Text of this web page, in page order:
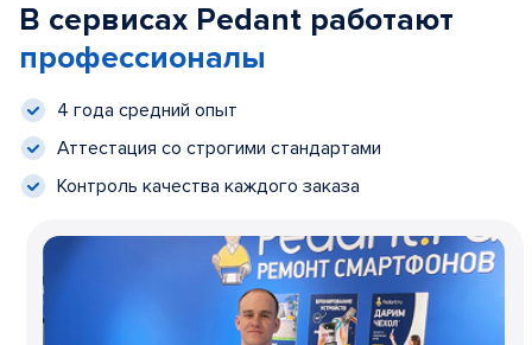
В сервисах Pedant работают
профессионалы
4 года средний опыт
Аттестация со строгими стандартами
Контроль качества каждого заказа